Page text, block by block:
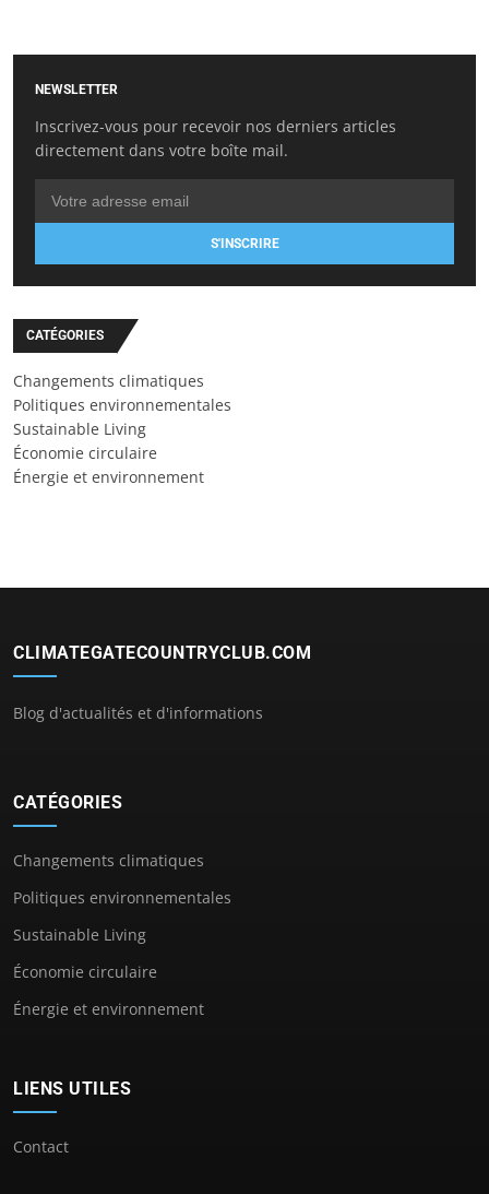
NEWSLETTER
Inscrivez-vous pour recevoir nos derniers articles
directement dans votre boîte mail.
S'INSCRIRE
CATÉGORIES
Changements climatiques
Politiques environnementales
Sustainable Living
Économie circulaire
Énergie et environnement
CLIMATEGATECOUNTRYCLUB.COM
Blog d'actualités et d'informations
CATÉGORIES
Changements climatiques
Politiques environnementales
Sustainable Living
Économie circulaire
Énergie et environnement
LIENS UTILES
Contact